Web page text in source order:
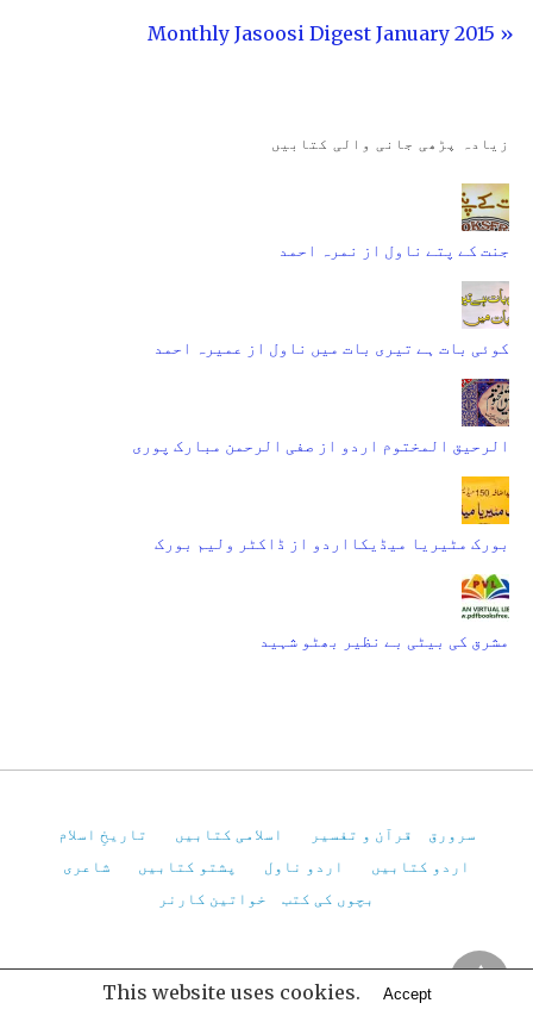
« Monthly Jasoosi Digest January 2015
زیادہ پڑھی جانی والی کتابیں
جنت کے پتے ناول از نمرہ احمد
کوئی بات ہے تیری بات میں ناول از عمیرہ احمد
الرحیق المختوم اردو از صفی الرحمن مبارک پوری
بورک مٹیریا میڈیکااردو از ڈاکٹر ولیم بورک
مشرق کی بیٹی بے نظیر بھٹو شہید
سرورق قرآن و تفسیر اسلامی کتابیں
تاریخِ اسلام
اردو کتابیں
اردو ناول پشتو کتابیں
شاعری
بچوں کی کتب
خواتین کارنر
Pakistan Virtual Library
This website uses cookies. Accept